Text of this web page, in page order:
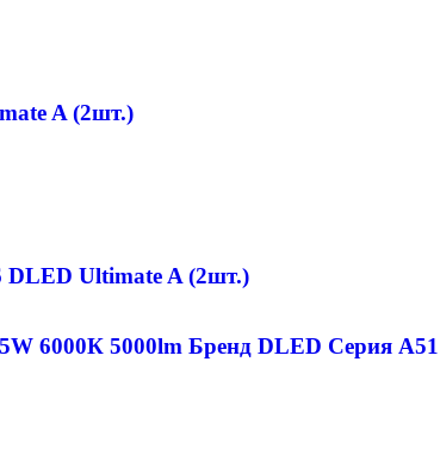
A (2шт.)
6000К 5000lm Бренд DLED Cерия